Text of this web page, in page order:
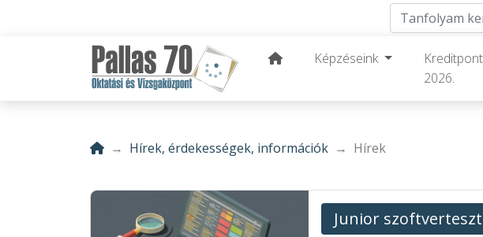
Képzéseink
2026.
Hírek, érdekességek, információk Hírek
Junior